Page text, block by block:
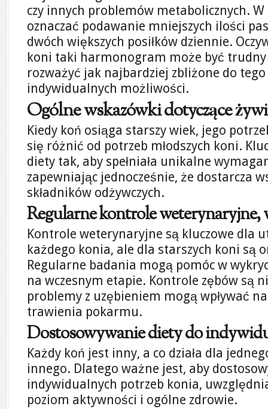
czy innych problemów metabolicznych.
oznaczać podawanie mniejszych ilości
dwóch większych posiłków dziennie.
koni taki harmonogram może być
rozważyć jak najbardziej zbliżone do
indywidualnych możliwości.
Ogólne wskazówki dotyczące
Kiedy koń osiąga starszy wiek, jego
się różnić od potrzeb młodszych koni.
diety tak, aby spełniała unikalne
zapewniając jednocześnie, że dostarcza
składników odżywczych.
Regularne kontrole weterynaryjne,
Kontrole weterynaryjne są kluczowe dla
każdego konia, ale dla starszych koni są
Regularne badania mogą pomóc w
na wczesnym etapie. Kontrole zębów są
problemy z uzębieniem mogą wpływać
trawienia pokarmu.
Dostosowywanie diety do
Każdy koń jest inny, a co działa dla
innego. Dlatego ważne jest, aby
indywidualnych potrzeb konia,
poziom aktywności i ogólne zdrowie.